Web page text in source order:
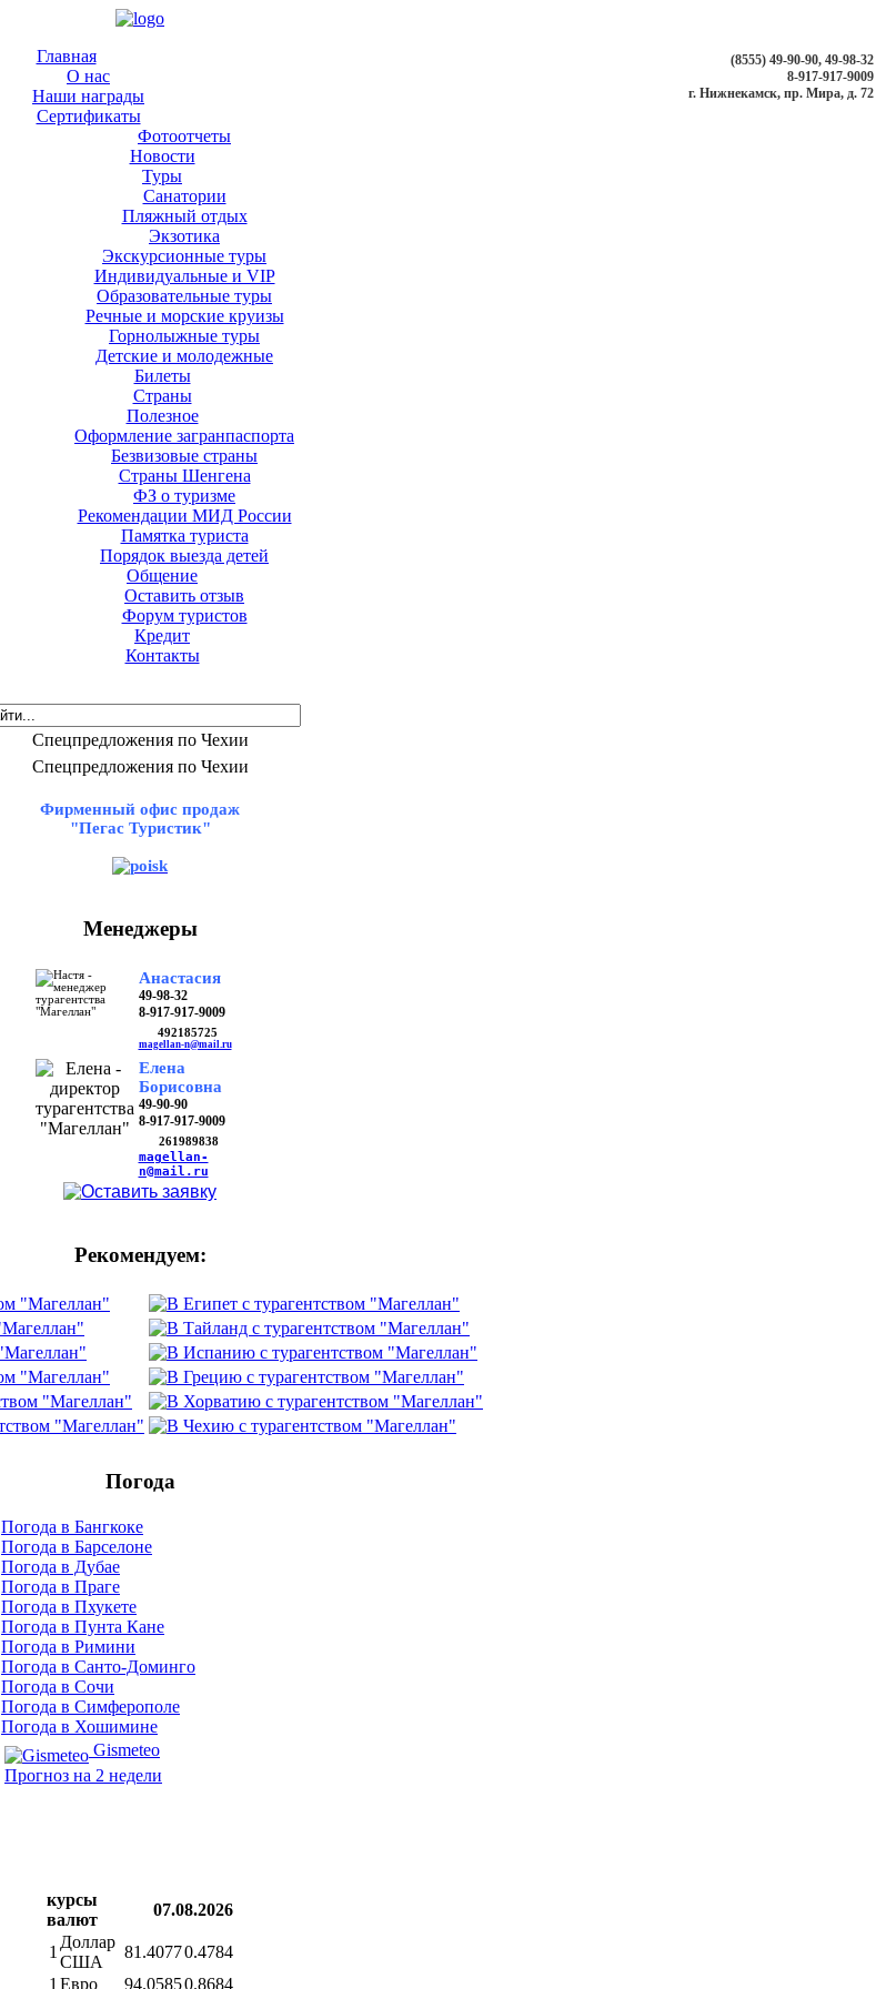
(8555) 49-90-90, 49-98-32
8-917-917-9009
г. Нижнекамск, пр. Мира, д. 72
Главная
О нас
Наши награды
Сертификаты
Фотоотчеты
Новости
Туры
Санатории
Пляжный отдых
Экзотика
Экскурсионные туры
Индивидуальные и VIP
Образовательные туры
Речные и морские круизы
Горнолыжные туры
Детские и молодежные
Билеты
Страны
Полезное
Оформление загранпаспорта
Безвизовые страны
Страны Шенгена
ФЗ о туризме
Рекомендации МИД России
Памятка туриста
Порядок выезда детей
Общение
Оставить отзыв
Форум туристов
Кредит
Контакты
Спецпредложения по Чехии
Спецпредложения по Чехии
Фирменный офис продаж
"Пегас Туристик"
Менеджеры
Анастасия
49-98-32
8-917-917-9009
492185725
magellan-n@mail.ru
Елена
Борисовна
49-90-90
8-917-917-9009
261989838
magellan-
n@mail.ru
Рекомендуем:
Погода
Погода в Бангкоке
Погода в Барселоне
Погода в Дубае
Погода в Праге
Погода в Пхукете
Погода в Пунта Кане
Погода в Римини
Погода в Санто-Доминго
Погода в Сочи
Погода в Симферополе
Погода в Хошимине
Gismeteo
Прогноз на 2 недели
курсы
валют
07.08.2026
1
Доллар
США
81.40770.4784
1 Евро 94.05850.8684